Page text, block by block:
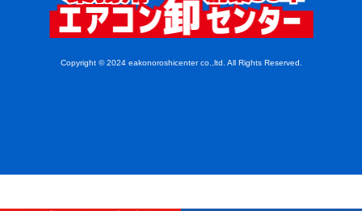
Copyright © 2024 eakonoroshicenter co.,ltd. All Rights Reserved.